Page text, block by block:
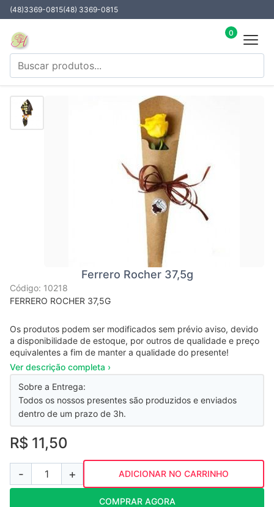
(48)3369-0815(48) 3369-0815
0
Ferrero Rocher 37,5g
Código: 10218
FERRERO ROCHER 37,5G
Os produtos podem ser modificados sem prévio aviso, devido
a disponibilidade de estoque, por outros de qualidade e preço
equivalentes a fim de manter a qualidade do presente!
Ver descrição completa ›
Sobre a Entrega:
Todos os nossos presentes são produzidos e enviados
dentro de um prazo de 3h.
R$ 11,50
- 1 + ADICIONAR NO CARRINHO
COMPRAR AGORA